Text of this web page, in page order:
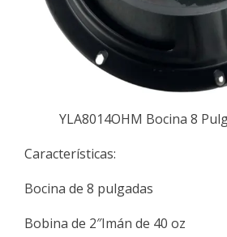
YLA8014OHM Bocina 8
Características:
Bocina de 8 pulgadas
Bobina de 2″Imán de 40 oz